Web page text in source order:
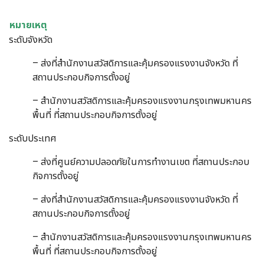
หมายเหตุ
ระดับจังหวัด
– ส่งที่สำนักงานสวัสดิการและคุ้มครองแรงงานจังหวัด ที่
สถานประกอบกิจการตั้งอยู่
– สำนักงานสวัสดิการและคุ้มครองแรงงานกรุงเทพมหานคร
พื้นที่ ที่สถานประกอบกิจการตั้งอยู่
ระดับประเทศ
– ส่งที่ศูนย์ความปลอดภัยในการทำงานเขต ที่สถานประกอบ
กิจการตั้งอยู่
– ส่งที่สำนักงานสวัสดิการและคุ้มครองแรงงานจังหวัด ที่
สถานประกอบกิจการตั้งอยู่
– สำนักงานสวัสดิการและคุ้มครองแรงงานกรุงเทพมหานคร
พื้นที่ ที่สถานประกอบกิจการตั้งอยู่